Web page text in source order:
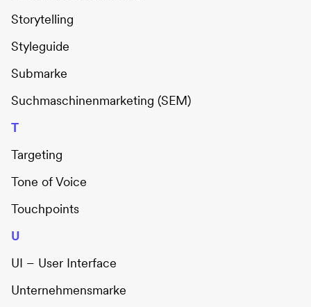
Storytelling
Styleguide
Submarke
Suchmaschinenmarketing (SEM)
T
Targeting
Tone of Voice
Touchpoints
U
UI – User Interface
Unternehmensmarke